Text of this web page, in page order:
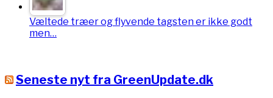
Væltede træer og flyvende tagsten er ikke godt
men…
Seneste nyt fra GreenUpdate.dk